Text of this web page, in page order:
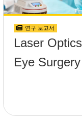
연구 보고서
Laser
Eye Surgery